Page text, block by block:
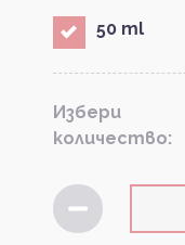
50 ml
Избери
количество: